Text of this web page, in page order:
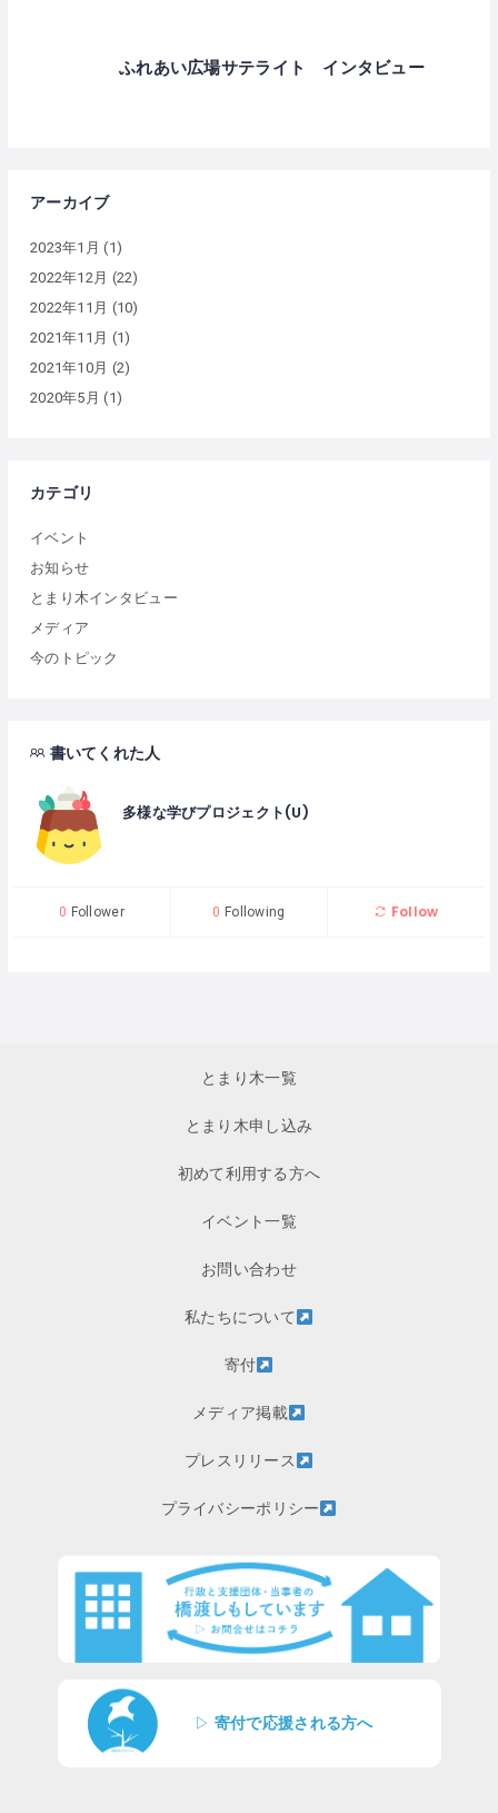
ふれあい広場サテライト インタビュー
アーカイブ
2023年1月 (1)
2022年12月 (22)
2022年11月 (10)
2021年11月 (1)
2021年10月 (2)
2020年5月 (1)
カテゴリ
イベント
お知らせ
とまり木インタビュー
メディア
今のトピック
書いてくれた人
多様な学びプロジェクト(U)
0 Follower 0 Following Follow
とまり木一覧
とまり木申し込み
初めて利用する方へ
イベント一覧
お問い合わせ
私たちについて
寄付
メディア掲載
プレスリリース
プライバシーポリシー
▷ 寄付で応援される方へ